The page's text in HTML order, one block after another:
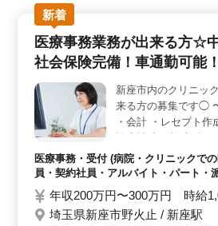
ます。 平均年齢46.2歳と中高年が
い職場環境です。 ＜勤務条件＞
ト制。時間外は月10時間程度と少な
とのバランスも保ちやすいです。
新着
医療事務業務が出来る方☆
社会保険完備！車通勤可能
新座市内のクリニッ
来る方の募集です◯
・会計 ・レセプト
内科 等 皆様からの
す☆
医療事務・受付 (病院・クリニックで
員・契約社員・アルバイト・パート・
年収200万円〜300万円 時給
埼玉県新座市野火止 / 新座駅